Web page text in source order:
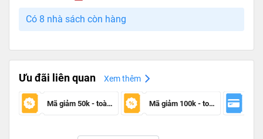
Có 8 nhà sách còn hàng
Ưu đãi liên quan Xem thêm
Mã giảm 50k - toàn sàn Mã giảm 100k - toàn sàn